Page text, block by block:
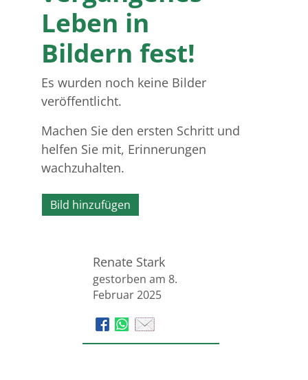
Leben in
Bildern fest!
Es wurden noch keine Bilder
veröffentlicht.
Machen Sie den ersten Schritt und
helfen Sie mit, Erinnerungen
wachzuhalten.
Bild hinzufügen
Renate Stark
gestorben am 8.
Februar 2025